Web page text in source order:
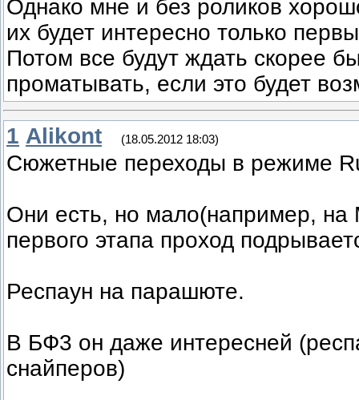
Однако мне и без роликов
их будет интересно только
Потом все будут ждать скорее
проматывать, если это будет
1 Alikont (18.05.2012 18:03)
Сюжетные переходы в режиме
Они есть, но мало(например, на
первого этапа проход
Респаун на парашюте.
В БФ3 он даже интересней
снайперов)